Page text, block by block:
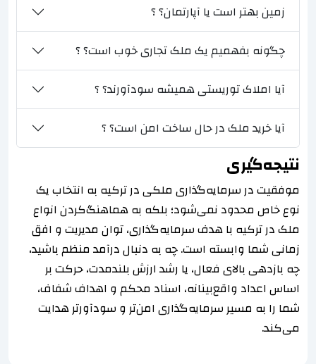
زمین بهتر است یا آپارتمان؟ ؟
چگونه بفهمیم یک ملک تجاری خوب است؟ ؟
آیا املاک توریستی همیشه سودآورند؟ ؟
آیا خرید ملک در حال ساخت امن است؟ ؟
نتیجه‌گیری
موفقیت در سرمایه‌گذاری ملکی در ترکیه به انتخاب یک
نوع خاص محدود نمی‌شود؛ بلکه به هماهنگ‌کردن انواع
ملک در ترکیه با هدف سرمایه‌گذاری، توان مدیریت و افق
زمانی شما وابسته است. چه به دنبال درآمد منظم باشید،
چه بازدهی بالای فعال، یا رشد ارزش بلندمدت، حرکت بر
اساس اعداد واقع‌بینانه، اسناد محکم و اهداف شفاف،
شما را به مسیر سرمایه‌گذاری امن‌تر و سودآورتر هدایت
می‌کند.